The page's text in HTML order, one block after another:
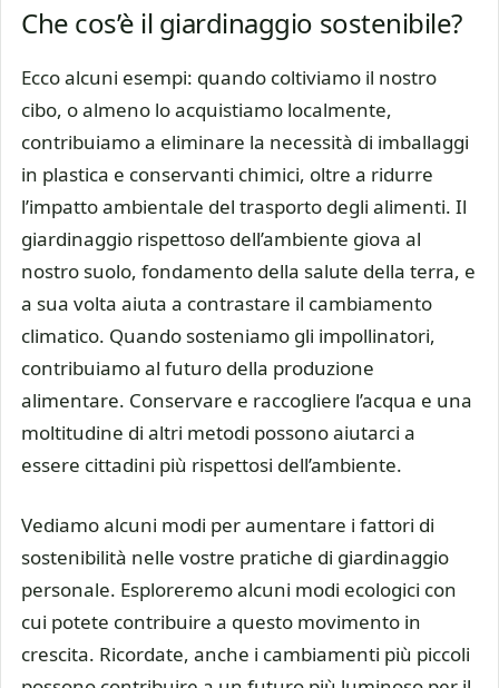
Che cos’è il giardinaggio sostenibile?
Ecco alcuni esempi: quando coltiviamo il nostro
cibo, o almeno lo acquistiamo localmente,
contribuiamo a eliminare la necessità di imballaggi
in plastica e conservanti chimici, oltre a ridurre
l’impatto ambientale del trasporto degli alimenti. Il
giardinaggio rispettoso dell’ambiente giova al
nostro suolo, fondamento della salute della terra, e
a sua volta aiuta a contrastare il cambiamento
climatico. Quando sosteniamo gli impollinatori,
contribuiamo al futuro della produzione
alimentare. Conservare e raccogliere l’acqua e una
moltitudine di altri metodi possono aiutarci a
essere cittadini più rispettosi dell’ambiente.
Vediamo alcuni modi per aumentare i fattori di
sostenibilità nelle vostre pratiche di giardinaggio
personale. Esploreremo alcuni modi ecologici con
cui potete contribuire a questo movimento in
crescita. Ricordate, anche i cambiamenti più piccoli